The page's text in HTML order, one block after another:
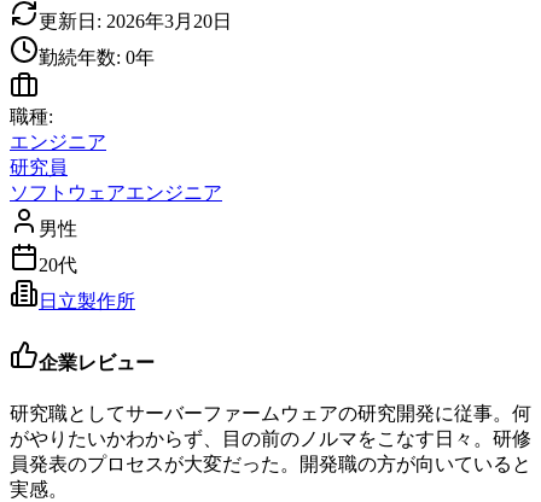
更新日: 2026年3月20日
勤続年数: 0年
職種:
エンジニア
研究員
ソフトウェアエンジニア
男性
20代
日立製作所
企業レビュー
研究職としてサーバーファームウェアの研究開発に従事。何
がやりたいかわからず、目の前のノルマをこなす日々。研修
員発表のプロセスが大変だった。開発職の方が向いていると
実感。